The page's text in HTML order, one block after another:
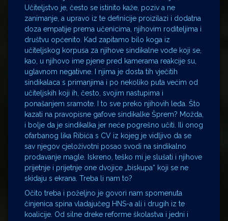
Učiteljstvo je, često se istinito kaže, poziv a ne
zanimanje, a upravo iz te definicije proizilazi i dodatna
doza empatije prema učenicima, njihovim roditeljima i
društvu općenito. Kad zapitamo bilo koga iz
učiteljskog korpusa za njihove sindikalne vođe koji se,
kao, u njihovo ime pjene pred kamerama reakcije su,
uglavnom negativne. I njima je dosta tih vječitih
sindikalaca s primanjima i po nekoliko puta većim od
učiteljskih koji ih, često, svojim nastupima i
ponašanjem sramote. I to sve preko njihovih leđa. Što
kazati na pravopisne gafove sindikalke Šprem? Možda,
i bolje da je sindikalka jer neće pogrešno učiti. Ili onog
ofarbanog lika Ribića s CV iz kojeg je vidljivo da se
sav njegov cjeloživotni posao svodi na sindikalno
prodavanje magle. Iskreno, teško mi je slušati i njihove
prijetnje i prijetnje one dvojice „biskupa“ koji se ne
skidaju s ekrana. Treba li nam to?
Očito treba i poželjno je govori nam spomenuta
činjenica spina vladajučeg HNS-a ali i drugih iz te
koalicije. Od silne dreke reforme školastva i jedni i